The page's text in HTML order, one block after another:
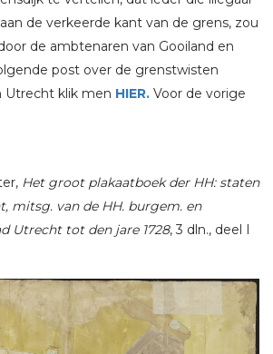
de verkeerde kant van de grens, zou
de ambtenaren van Gooiland en
post over de grenstwisten
Utrecht klik men HIER. Voor de vorige
Het groot plakaatboek der HH: staten
, mitsg. van de HH. burgem. en
Utrecht tot den jare 1728, 3 dln., deel I